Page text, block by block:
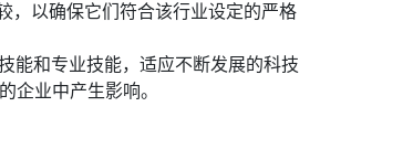
，以确保它们符合该行业设定的严格
能和专业技能，适应不断发展的科技
企业中产生影响。